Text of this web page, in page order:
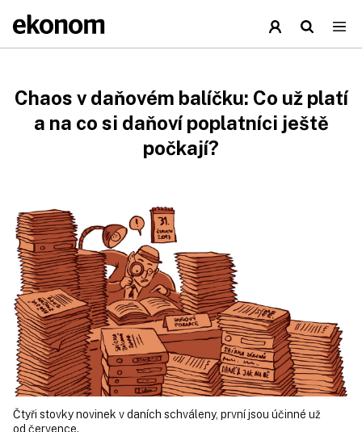
Chaos v daňovém balíčku: Co už platí
a na co si daňoví poplatníci ještě
počkají?
Čtyři stovky novinek v daních schváleny, první jsou účinné už
od července.